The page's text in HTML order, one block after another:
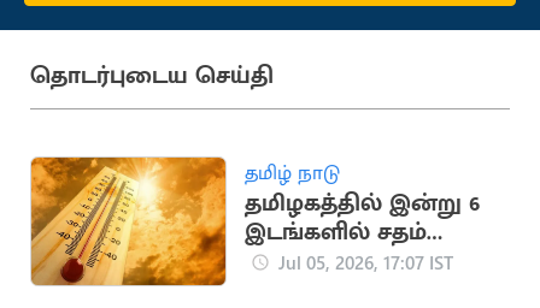
தொடர்புடைய செய்தி
தமிழ் நாடு
தமிழகத்தில் இன்று 6
இடங்களில் சதம்
அடித்த வெயில்
Jul 05, 2026, 17:07 IST